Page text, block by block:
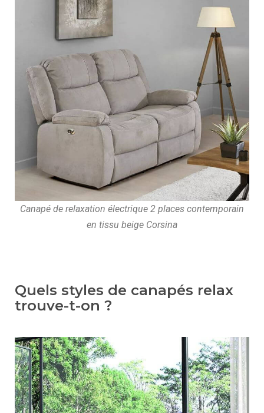
Canapé de relaxation électrique 2 places contemporain
en tissu beige Corsina
Quels styles de canapés relax
trouve-t-on ?